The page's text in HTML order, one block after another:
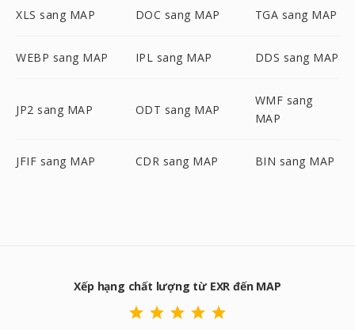
XLS sang MAP DOC sang MAP TGA sang MAP
WEBP sang MAP IPL sang MAP DDS sang MAP
JP2 sang MAP ODT sang MAP
WMF sang
MAP
JFIF sang MAP CDR sang MAP BIN sang MAP
Xếp hạng chất lượng từ EXR đến MAP